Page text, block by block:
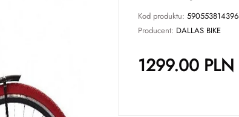
Kod produktu:
Producent: DALLAS BIKE
1299.00 PLN